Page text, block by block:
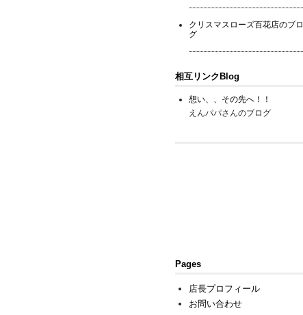
クリスマスローズ百花店のブロ
グ
相互リンクBlog
想い、、その先へ！！
えんパパさんのブログ
Pages
店長プロフィール
お問い合わせ